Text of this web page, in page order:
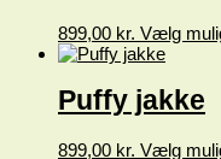
899,00 kr. Vælg
Puffy jakke
899,00 kr. Vælg